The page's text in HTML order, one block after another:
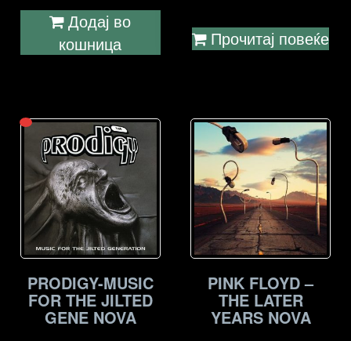
Додај во
кошница
Прочитај повеќе
PRODIGY-MUSIC
FOR THE JILTED
GENE NOVA
PINK FLOYD –
THE LATER
YEARS NOVA